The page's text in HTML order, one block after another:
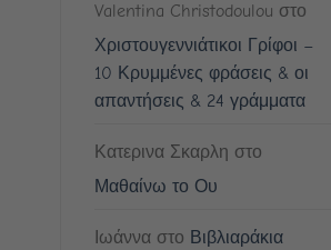
Valentina Christodoulou στο
Χριστουγεννιάτικοι Γρίφοι –
10 Κρυμμένες φράσεις & οι
απαντήσεις & 24 γράμματα
Κατερινα Σκαρλη στο
Μαθαίνω το Ου
Ιωάνναστο Βιβλιαράκια